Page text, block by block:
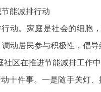
能减排行动
。家庭是社会的细胞，
动居民参与积极性，倡导
区在推进节能减排工作
件事。一是随手关灯、